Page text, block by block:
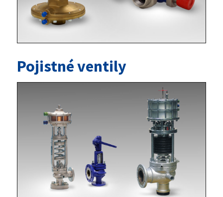
Pojistné ventily